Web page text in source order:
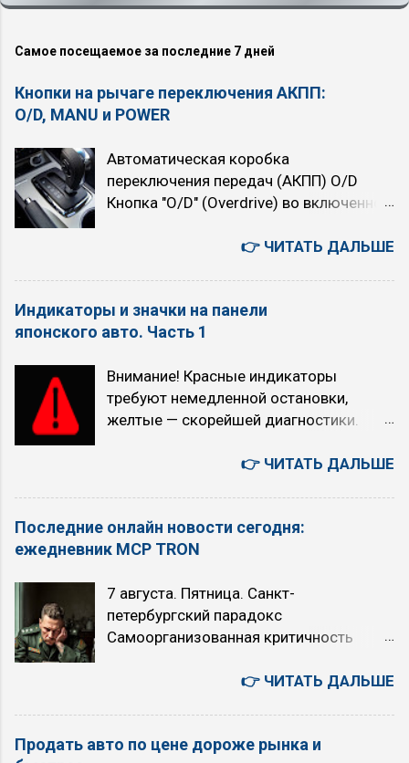
Самое посещаемое за последние 7 дней
Кнопки на рычаге переключения АКПП:
O/D, MANU и POWER
Автоматическая коробка
переключения передач (АКПП) O/D
Кнопка "O/D" (Overdrive) во включенном
высшую передачу. При нажатой кнопке
OFF") — трёхступенчатый. При
включении Overdrive автомобиль
топлива уменьшается. Когда
рекомендуется использовать режим
O/D (O/D ON): при равномерном
трассам, на скоростных участках) на
многие рекомендуют никогда не
выключать O/D, за исключением
разгон (например, кого-то обогнать или
активно проехать по городу) Когда НЕ
рекомендуется использовать режим
👉 ЧИТАТЬ ДАЛЬШЕ
Индикаторы и значки на панели
японского авто. Часть 1
Внимание! Красные индикаторы
требуют немедленной остановки,
желтые — скорейшей диагностики.
Красный/желтый восклицательный
падение давления масла, проблемы с
электрикой, незакрытые двери. Всегда
Красный восклицательный знак в круге,
буква P в круге или надпись BRAKE
Включен ручной тормоз, низкий
колодок или другие проблемы в
жидкости (мигание указывает на сбой)
👉 ЧИТАТЬ ДАЛЬШЕ
Последние онлайн новости сегодня:
ежедневник MCP TRON
7 августа. Пятница. Санкт-
петербургский парадокс
Самоорганизованная критичность
Искусственный Интеллект или ядерный
автомобили, авто аукционы, история,
👉 ЧИТАТЬ ДАЛЬШЕ
Продать авто по цене дороже рынка и